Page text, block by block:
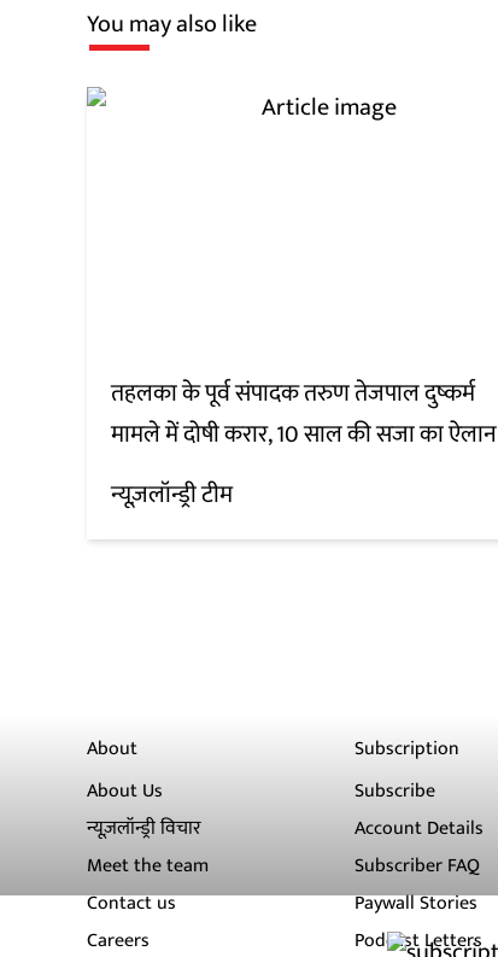
You may also like
तहलका के पूर्व संपादक तरुण तेजपाल दुष्कर्म
मामले में दोषी करार, 10 साल की सजा का ऐलान
न्यूज़लॉन्ड्री टीम
About
About Us
न्यूज़लॉन्ड्री विचार
Meet the team
Contact us
Careers
Subscription
Subscribe
Account Details
Subscriber FAQ
Paywall Stories
Podcast Letters